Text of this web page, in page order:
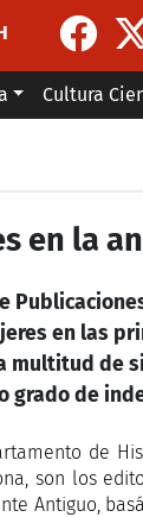
Cultura
en la
en las
multitud de
grado de
de
son los
Antiguo,